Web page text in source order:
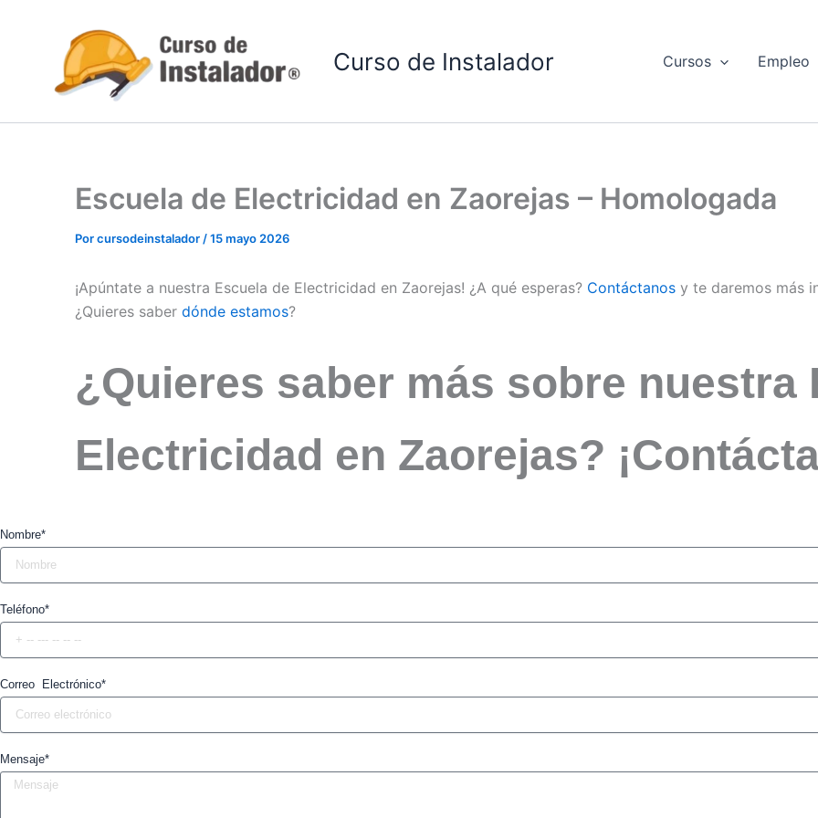
contenido
Curso de Instalador Cursos Empleo
Escuela de Electricidad en Zaorejas – Homologada
Porcursodeinstalador/15 mayo 2026
¡Apúntate a nuestra Escuela de Electricidad en Zaorejas! ¿A qué esperas? Contáctanos y te daremos más
¿Quieres saber dónde estamos?
¿Quieres saber más sobre nuestra
Electricidad en Zaorejas?
Nombre*
Teléfono*
Correo Electrónico*
Mensaje*